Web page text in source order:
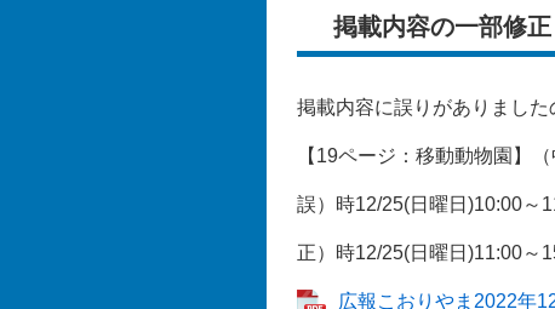
掲載内容の一部修正
掲載内容に誤りがありました
【19ページ：移動動物園】
誤）時12/25(日曜日)10:00～
正）時12/25(日曜日)11:00～
広報こおりやま2022年